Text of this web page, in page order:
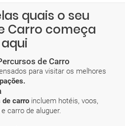
quais o seu
Carro começa
aqui
de Carro
para visitar os melhores
de carro incluem hotéis, voos,
carro de aluguer.